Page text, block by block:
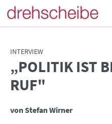
INTERVIEW
„POLITIK IST
RUF"
von Stefan Wirner